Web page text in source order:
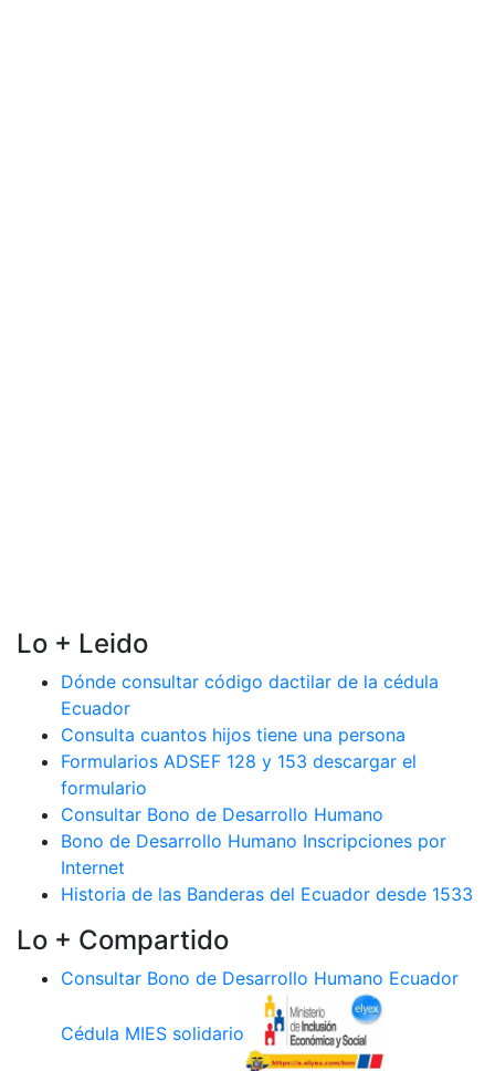
Lo + Leido
Dónde consultar código dactilar de la cédula
Ecuador
Consulta cuantos hijos tiene una persona
Formularios ADSEF 128 y 153 descargar el
formulario
Consultar Bono de Desarrollo Humano
Bono de Desarrollo Humano Inscripciones por
Internet
Historia de las Banderas del Ecuador desde 1533
Lo + Compartido
Consultar Bono de Desarrollo Humano Ecuador
Cédula MIES solidario